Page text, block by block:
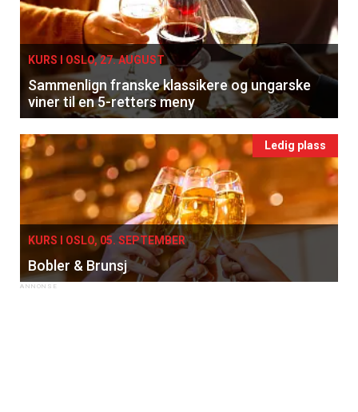
KURS I OSLO, 27. AUGUST
Sammenlign franske klassikere og ungarske
viner til en 5-retters meny
Ledig plass
KURS I OSLO, 05. SEPTEMBER
Bobler & Brunsj